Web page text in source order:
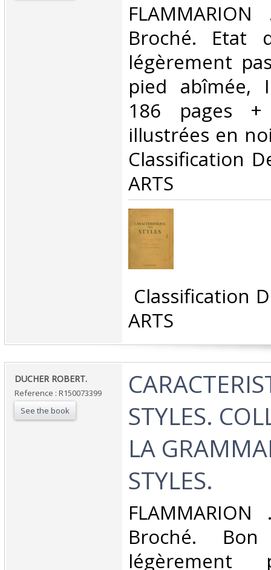
Broché. Etat
légèrement
pied abîmée,
186 pages
illustrées en
Classification
ARTS‎
Classification
ARTS‎
‎DUCHER ROBERT.‎
Reference : R150073399
See the book
STYLES.
LA
STYLES.‎
Broché.
légèrement